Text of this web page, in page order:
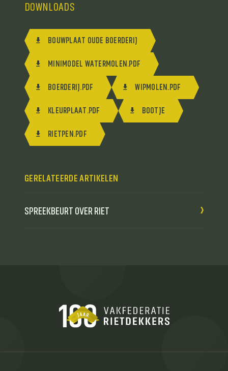
DOWNLOADS
BOUWPLAAT OUDE BOERDERIJ
MINIMODEL WATERMOLEN.PDF
BOERDERIJ.PDF WIPMOLEN.PDF
KLEURPLAAT.PDF BOOTJE
RIETPEN.PDF
GERELATEERDE ARTIKELEN
SPREEKBEURT OVER RIET